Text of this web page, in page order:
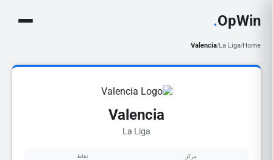
OpWin
.
Home
/
La Liga
/
Valencia
Valencia
La Liga
مركز نقاط